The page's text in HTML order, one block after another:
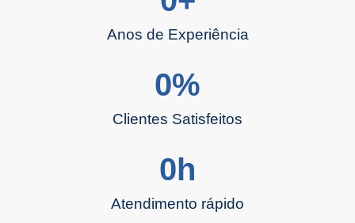
Anos de Experiência
Clientes Satisfeitos
0%
Atendimento rápido
0h